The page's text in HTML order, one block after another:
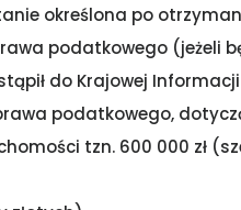
określona po
podatkowego (jeżeli
do Krajowej
podatkowego,
tzn. 600 000 zł